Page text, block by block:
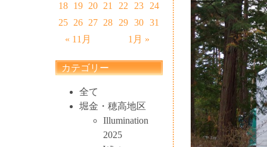
« 11月 1月 »
18 19 20 21 22 23
24
25 26 27 28 29 30 31
カテゴリー
全て
堀金・穂高地区
Illumination
2025